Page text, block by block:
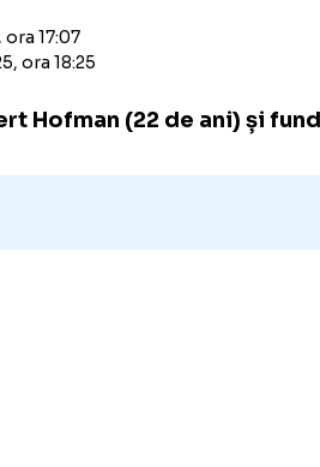
17:07
ora 18:25
Hofman (22 de ani) și